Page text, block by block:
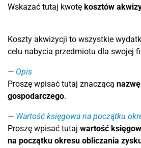
Wskazać tutaj kwotę kosztów
Koszty akwizycji to wszystkie
celu nabycia przedmiotu dla swojej
Opis
Proszę wpisać tutaj znaczącą
gospodarczego.
Wartość księgowa na początku
Proszę wpisać tutaj wartość
na początku okresu obliczania